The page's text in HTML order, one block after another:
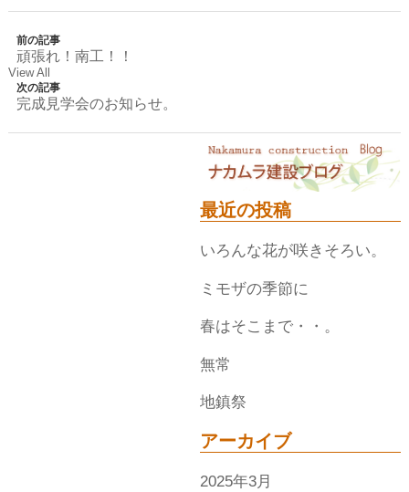
前の記事
頑張れ！南工！！
View All
次の記事
完成見学会のお知らせ。
最近の投稿
いろんな花が咲きそろい。
ミモザの季節に
春はそこまで・・。
無常
地鎮祭
アーカイブ
2025年3月